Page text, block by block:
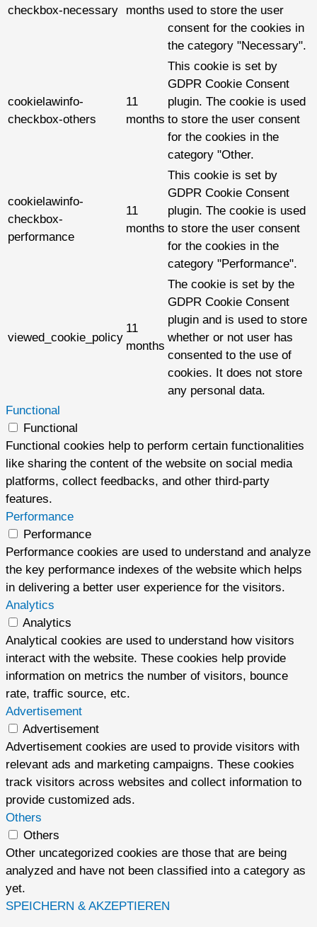
checkbox-necessary
months used to store the user
consent for the cookies in
the category "Necessary".
cookielawinfo-
checkbox-others
11
months
This cookie is set by
GDPR Cookie Consent
plugin. The cookie is used
to store the user consent
for the cookies in the
category "Other.
cookielawinfo-
checkbox-
performance
11
months
This cookie is set by
GDPR Cookie Consent
plugin. The cookie is used
to store the user consent
for the cookies in the
category "Performance".
viewed_cookie_policy
11
months
The cookie is set by the
GDPR Cookie Consent
plugin and is used to store
whether or not user has
consented to the use of
cookies. It does not store
any personal data.
Functional
Functional
Functional cookies help to perform certain functionalities
like sharing the content of the website on social media
platforms, collect feedbacks, and other third-party
features.
Performance
Performance
Performance cookies are used to understand and analyze
the key performance indexes of the website which helps
in delivering a better user experience for the visitors.
Analytics
Analytics
Analytical cookies are used to understand how visitors
interact with the website. These cookies help provide
information on metrics the number of visitors, bounce
rate, traffic source, etc.
Advertisement
Advertisement
Advertisement cookies are used to provide visitors with
relevant ads and marketing campaigns. These cookies
track visitors across websites and collect information to
provide customized ads.
Others
Others
Other uncategorized cookies are those that are being
analyzed and have not been classified into a category as
yet.
SPEICHERN & AKZEPTIEREN